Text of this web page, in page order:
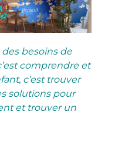
besoins de
comprendre et
c’est trouver
solutions pour
et trouver un